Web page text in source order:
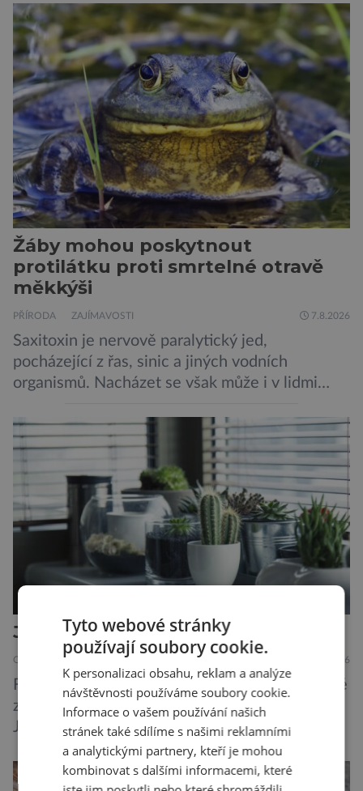
jsou alergičtí. Jejich imunitní systém
přecitlivěle reaguje na proteiny obsažené v
psích slinách, potu, moči a šupinkách kůže,
zachycených v srsti. Vědci nyní geneticky
upravili psy, aby […]
Žáby mohou poskytnout
protilátku proti smrtelné otravě
měkkýši
PŘÍRODA ZAJÍMAVOSTI 7.8.2026
Saxitoxin je nervově paralytický jed,
pocházející z řas, sinic a jiných vodních
organismů. Nacházet se však může i v lidmi
slávky. K příznakům otravy patří paralýza
dýchacích cest, dojít však může až k udušení.
Dosud proti tomuto jedu neexistovala
protilátka, nyní ji zřejmě vědci objevili, ovšem
její zdroj je […]
Jak rostliny slyší a mluví?
OBJEVY PŘÍRODA 6.8.2026
Fytoakustika patří mezi nové vědní obory, které
zásadně mění naše představy o životě rostlin.
Ještě před několika desetiletími byly rostliny
považovány za tiché a pasivní organismy, které
pouze reagují na změny prostředí. Moderní
Tyto webové stránky
používají soubory cookie.
K personalizaci obsahu, reklam a analýze
návštěvnosti používáme soubory cookie.
Informace o vašem používání našich
stránek také sdílíme s našimi reklamními
a analytickými partnery, kteří je mohou
kombinovat s dalšími informacemi, které